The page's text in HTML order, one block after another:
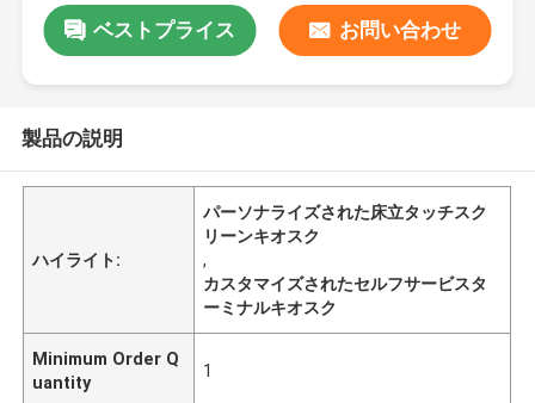
ベストプライス お問い合わせ
製品の説明
ハイライト:
パーソナライズされた床立タッチスク
リーンキオスク
,
カスタマイズされたセルフサービスタ
ーミナルキオスク
Minimum Order Q
uantity
1